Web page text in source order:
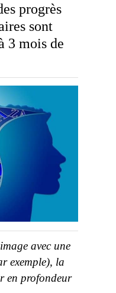
progrès
sont
3 mois de
avec une
exemple), la
en profondeur